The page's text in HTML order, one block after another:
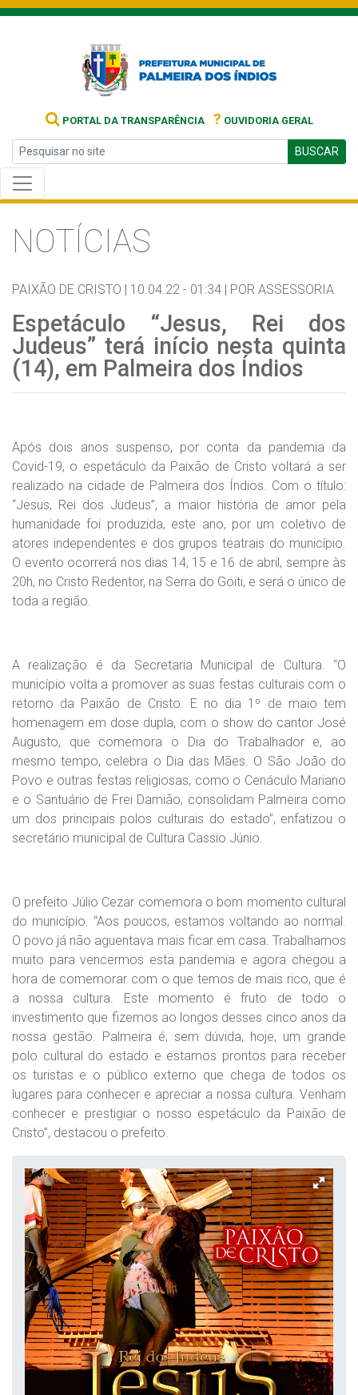
PORTAL DA TRANSPARÊNCIA ? OUVIDORIA GERAL
BUSCAR
NOTÍCIAS
PAIXÃO DE CRISTO | 10.04.22 - 01:34 | POR ASSESSORIA
Espetáculo “Jesus, Rei dos
Judeus” terá início nesta quinta
(14), em Palmeira dos Índios
Após dois anos suspenso, por conta da pandemia da
Covid-19, o espetáculo da Paixão de Cristo voltará a ser
realizado na cidade de Palmeira dos Índios. Com o título:
“Jesus, Rei dos Judeus”, a maior história de amor pela
humanidade foi produzida, este ano, por um coletivo de
atores independentes e dos grupos teatrais do município.
O evento ocorrerá nos dias 14, 15 e 16 de abril, sempre às
20h, no Cristo Redentor, na Serra do Goiti, e será o único de
toda a região.
A realização é da Secretaria Municipal de Cultura. “O
município volta a promover as suas festas culturais com o
retorno da Paixão de Cristo. E no dia 1º de maio tem
homenagem em dose dupla, com o show do cantor José
Augusto, que comemora o Dia do Trabalhador e, ao
mesmo tempo, celebra o Dia das Mães. O São João do
Povo e outras festas religiosas, como o Cenáculo Mariano
e o Santuário de Frei Damião, consolidam Palmeira como
um dos principais polos culturais do estado”, enfatizou o
secretário municipal de Cultura Cassio Júnio.
O prefeito Júlio Cezar comemora o bom momento cultural
do município. “Aos poucos, estamos voltando ao normal.
O povo já não aguentava mais ficar em casa. Trabalhamos
muito para vencermos esta pandemia e agora chegou a
hora de comemorar com o que temos de mais rico, que é
a nossa cultura. Este momento é fruto de todo o
investimento que fizemos ao longos desses cinco anos da
nossa gestão. Palmeira é, sem dúvida, hoje, um grande
polo cultural do estado e estamos prontos para receber
os turistas e o público externo que chega de todos os
lugares para conhecer e apreciar a nossa cultura. Venham
conhecer e prestigiar o nosso espetáculo da Paixão de
Cristo”, destacou o prefeito.